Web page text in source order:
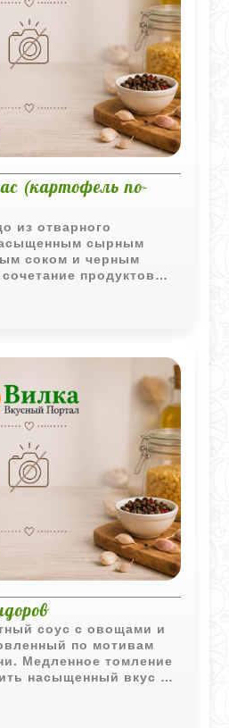
(картофель по-
из отварного
сырным
соком и черным
продуктов
и делает блюдо
для легкого обеда
соус с овощами и
по мотивам
Медленное томление
насыщенный вкус и
консистенцию.